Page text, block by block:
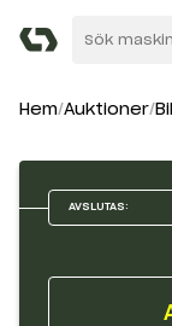
Hem Auktioner
AVSLUTAS: